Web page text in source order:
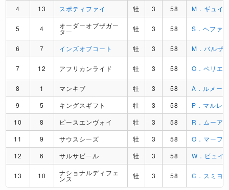
4
13 スポティファイ 牡 3 58 M．ギュイ
5 4 オーダーオブザガー
ター 牡 3 58 S．ヘファ
6 7 インズオブコート 牡 3 58 M．バルザ
7 12 アフリカンライド 牡 3 58 O．ペリエ
8 1 マンキブ 牡 3 58
A．ルメー
9
5 キングスギフト 牡 3 58
P．マルレ
10
8 ピースエンヴォイ 牡 3 58
R．ムーア
11
9 サウスシーズ 牡 3 58
O．マーフ
12
6 サルサビール 牡 3 58 W．ビュイ
13 10 ナショナルディフェ
ンス 牡 3 58 C．スミヨ